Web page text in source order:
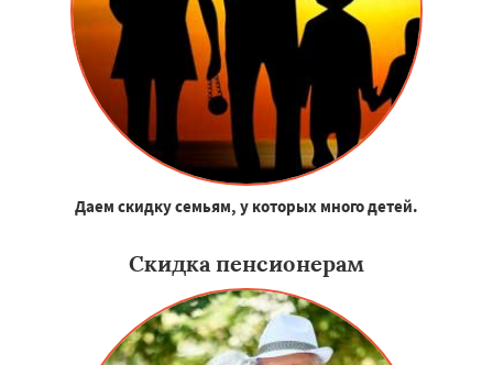
Даем скидку семьям, у которых много детей.
Скидка пенсионерам